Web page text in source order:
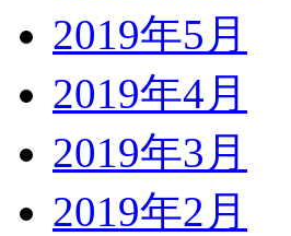
2019年5月
2019年4月
2019年3月
2019年2月